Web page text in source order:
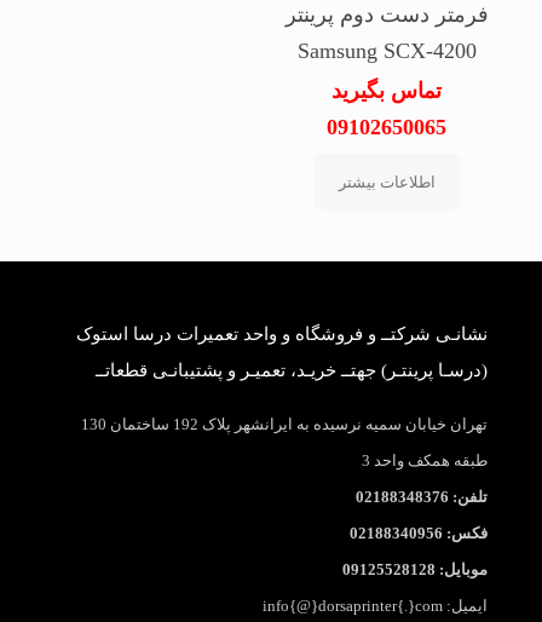
فرمتر دست دوم پرینتر
Samsung SCX-4200
تماس بگیرید
09102650065
اطلاعات بیشتر
نشانـی شرکتــ و فروشگاه و واحد تعمیرات درسا استوک
(درسـا پرینتـر) جهتــ خریـد، تعمیـر و پشتیبانـی قطعاتــ
تهران خیابان سمیه نرسیده به ایرانشهر پلاک 192 ساختمان 130
طبقه همکف واحد 3
تلفن: 02188348376
فکس: 02188340956
موبایل: 09125528128
ایمیل: info{@}dorsaprinter{.}com